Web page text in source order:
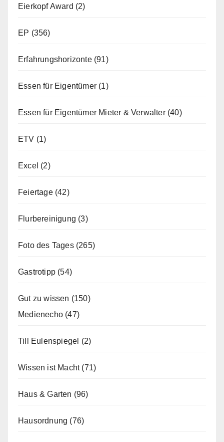
Eierkopf Award (2)
EP (356)
Erfahrungshorizonte(91)
Essen für Eigentümer (1)
Essen für Eigentümer Mieter & Verwalter(40)
ETV (1)
Excel (2)
Feiertage(42)
Flurbereinigung (3)
Foto des Tages(265)
Gastrotipp (54)
Gut zu wissen (150)
Medienecho (47)
Till Eulenspiegel (2)
Wissen ist Macht(71)
Haus & Garten (96)
Hausordnung (76)